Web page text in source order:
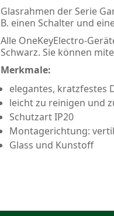
Glasrahmen der Serie
B. einen Schalter und
Alle OneKeyElectro-
Schwarz. Sie können
Merkmale:
elegantes, kratzfestes
leicht zu reinigen und
Schutzart IP20
Montagerichtung:
Glass und Kunstoff